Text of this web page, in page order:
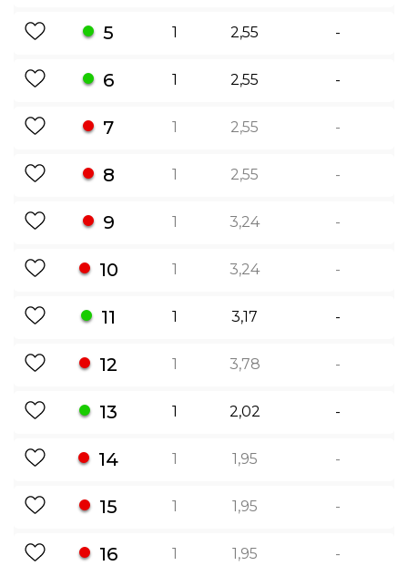
5 1 2,55 -
6 1 2,55 -
7 1 2,55 -
8 1 2,55 -
9 1 3,24 -
10 1 3,24 -
11 1 3,17 -
12 1 3,78 -
13 1 2,02 -
14 1 1,95 -
15 1 1,95 -
16 1 1,95 -